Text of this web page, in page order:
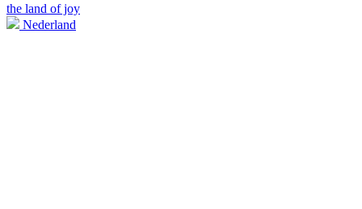
the land of joy
Nederland